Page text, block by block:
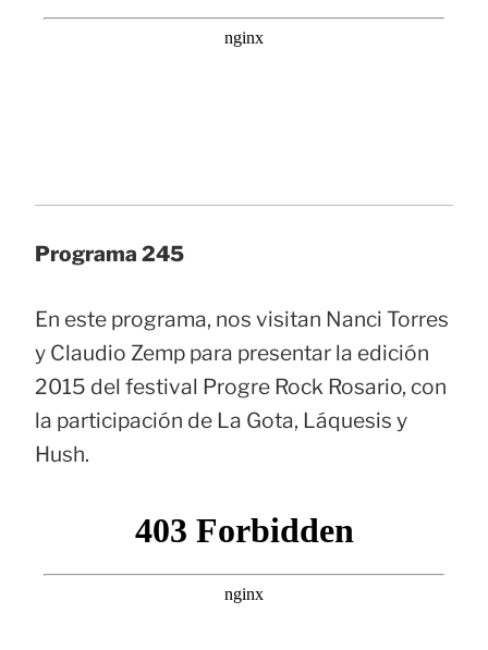
Programa 245
En este programa, nos visitan Nanci Torres
y Claudio Zemp para presentar la edición
2015 del festival Progre Rock Rosario, con
la participación de La Gota, Láquesis y
Hush.